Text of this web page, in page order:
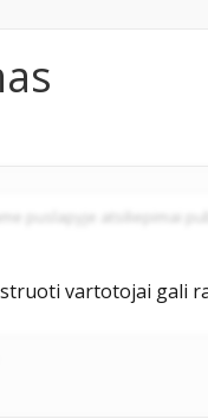
vartotojai gali